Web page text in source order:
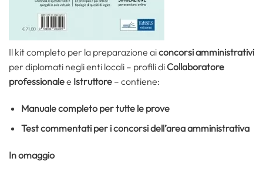
Il kit completo per la preparazione aiconcorsi amministrativi
per diplomati negli enti locali – profili di Collaboratore
professionalee Istruttore – contiene:
Manuale completo per tutte le prove
Test commentati per i concorsi dell’area amministrativa
In omaggio